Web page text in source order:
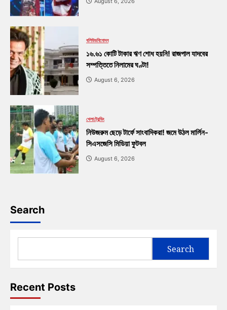
বলিউডবিনোদন
১৬.৬১ কোটি টাকার ঋণ শোধ হয়নি! রাজপাল যাদবের
সম্পত্তিতে নিলামের ঘণ্টা!
August 6, 2026
খেলাট্রেন্ডিং
নিউজরুম ছেড়ে টার্ফে সাংবাদিকরা! জমে উঠল মার্লিন-
সিএসজেসি মিডিয়া ফুটবল
August 6, 2026
Search
Search
Recent Posts